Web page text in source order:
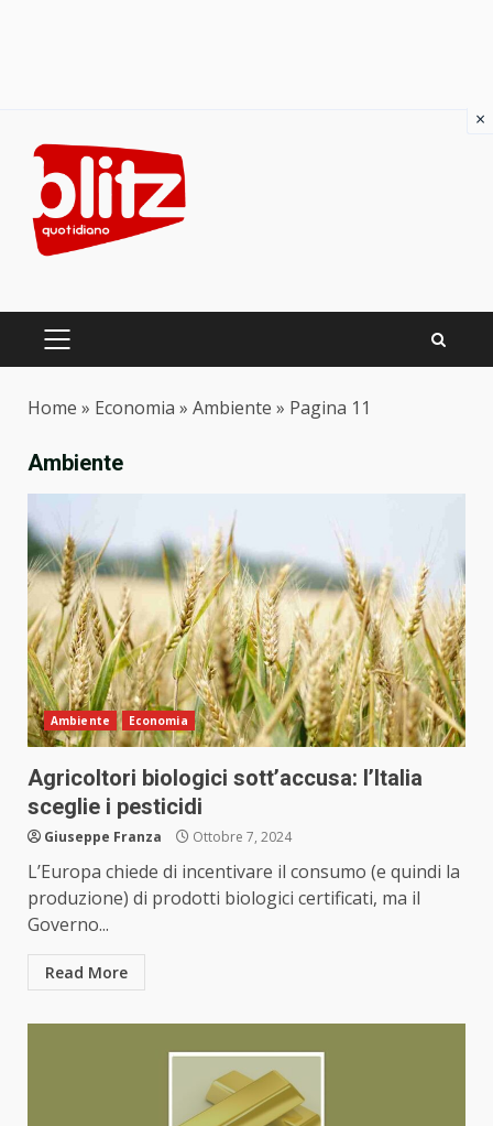
content
PRIMARY
Home » Economia » Ambiente » Pagina 11
Ambiente
Ambiente Economia
Agricoltori biologici sott’accusa: l’Italia
sceglie i pesticidi
Giuseppe Franza Ottobre 7, 2024
L’Europa chiede di incentivare il consumo (e quindi la
produzione) di prodotti biologici certificati, ma il
Governo...
Read More
×